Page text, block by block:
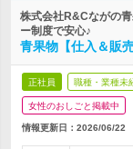
株式会社R&Cながの
ー制度で安心♪
青果物【仕入＆販
正社員 職種・業種未
女性のおしごと掲載中
情報更新日：2026/06/22